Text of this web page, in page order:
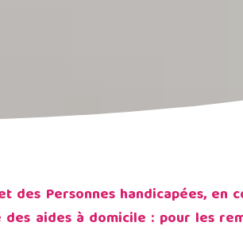
des Personnes handicapées,
des aides à domicile : pour les